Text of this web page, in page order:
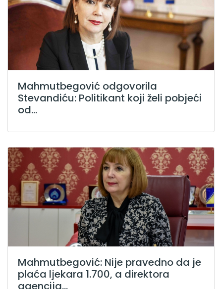
Mahmutbegović odgovorila
Stevandiću: Politikant koji želi pobjeći
od...
Mahmutbegović: Nije pravedno da je
plaća ljekara 1.700, a direktora
agencija...